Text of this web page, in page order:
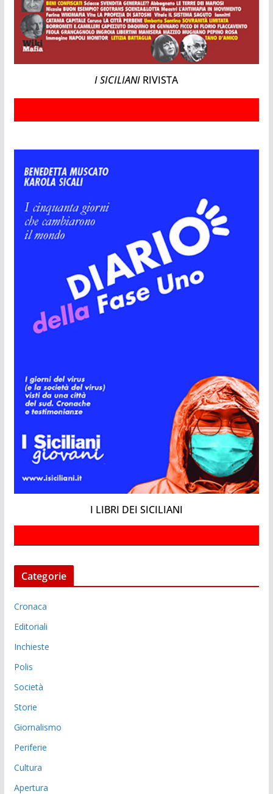
I SICILIANI RIVISTA
I LIBRI DEI SICILIANI
Categorie
Cronaca
Editoriali
Inchieste
Polis
Società
Storie
Giornalismo
Periferie
Cultura
Apertura